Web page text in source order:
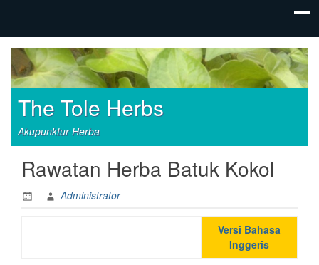
The Tole Herbs
Akupunktur Herba
Rawatan Herba Batuk Kokol
Administrator
Versi Bahasa
Inggeris